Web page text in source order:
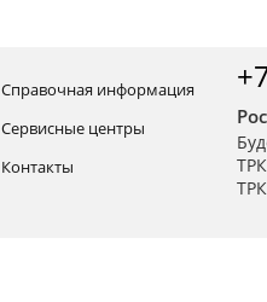
Справочная информация
Сервисные центры
Контакты